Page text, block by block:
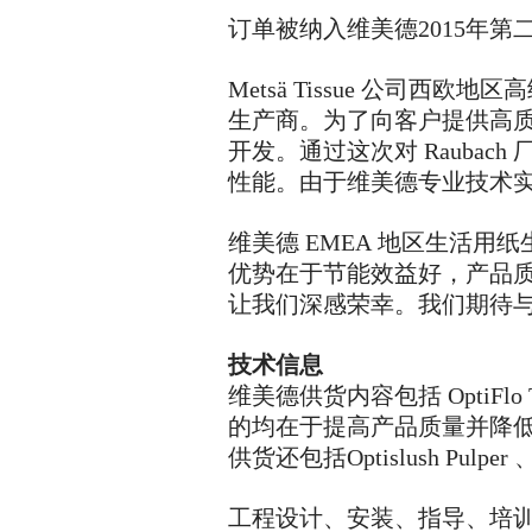
订单被纳入维美德2015年第
Metsä Tissue公司西欧地区
生产商。为了向客户提供高
开发。通过这次对 Raubach
性能。由于维美德专业技术
维美德 EMEA地区生活用纸
优势在于节能效益好，产品
让我们深感荣幸。我们期待
技术信息
维美德供货内容包括
的均在于提高产品质量并降
供货还包括Optislush Pulper
工程设计、安装、指导、培